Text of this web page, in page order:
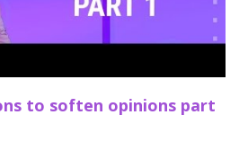
to soften opinions part